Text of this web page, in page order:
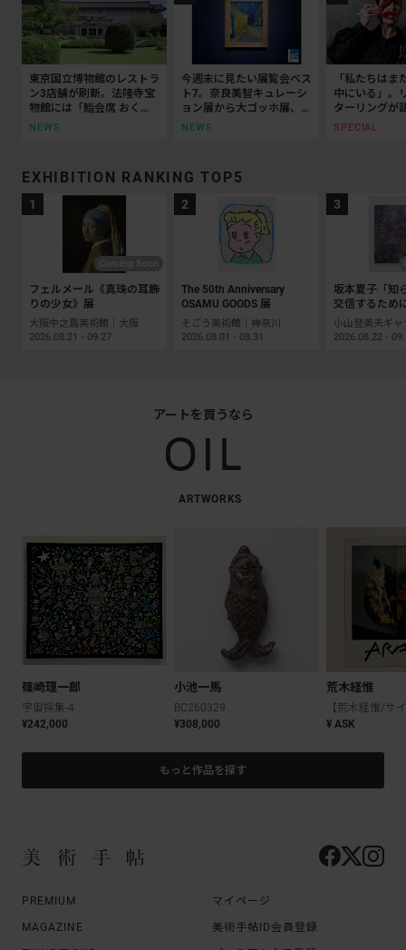
東京国立博物館のレストラ
ン3店舗が刷新。法隆寺宝
物館には「鮨会席 おく
乃」がオープン
NEWS
今週末に見たい展覧会ベス
ト7。奈良美智キュレーシ
ョン展から大ゴッホ展、ボ
ッティチェリまで
NEWS
「私たちはま
中にいる」。
ターリングが
抵抗の50年
SPECIAL
EXHIBITION RANKING TOP5
フェルメール《真珠の耳飾
りの少女》展
大阪中之島美術館｜大阪
2026.08.21 - 09.27
The 50th Anniversary
OSAMU GOODS 展
そごう美術館｜神奈川
2026.08.01 - 08.31
坂本夏子「知
交信するため
2026.08.22 -
アートを買うなら
ARTWORKS
篠崎理一郎
宇宙採集-4
¥242,000
小池一馬
BC260329
¥308,000
荒木経惟
¥ ASK
もっと作品を探す
PREMIUM
MAGAZINE
マイページ
美術手帖ID会員登録